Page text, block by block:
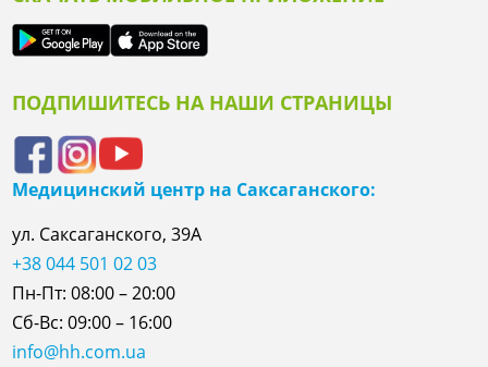
ПОДПИШИТЕСЬ НА НАШИ СТРАНИЦЫ
Медицинский центр на Саксаганского:
ул. Саксаганского, 39А
+38 044 501 02 03
Пн-Пт: 08:00 – 20:00
Сб-Вс: 09:00 – 16:00
info@hh.com.ua